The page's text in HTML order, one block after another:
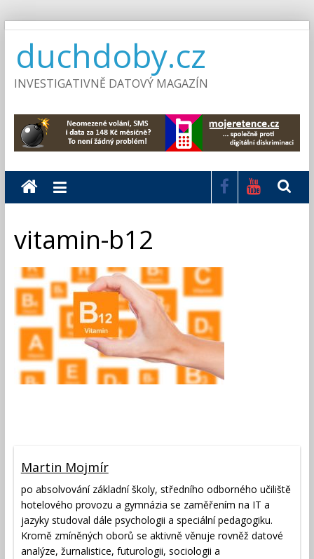
Skip
content
duchdoby.cz
INVESTIGATIVNĚ DATOVÝ MAGAZÍN
vitamin-b12
Martin Mojmír
po absolvování základní školy, středního odborného učiliště
hotelového provozu a gymnázia se zaměřením na IT a
jazyky studoval dále psychologii a speciální pedagogiku.
Kromě zmíněných oborů se aktivně věnuje rovněž datové
analýze, žurnalistice, futurologii, sociologii a